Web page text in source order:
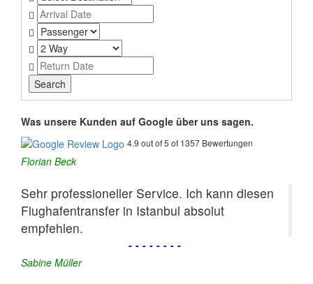
Was unsere Kunden auf Google über uns sagen.
4.9 out of 5 of 1357 Bewertungen
Florian Beck
Sehr professioneller Service. Ich kann diesen
Flughafentransfer in Istanbul absolut
empfehlen.
--------
Sabine Müller